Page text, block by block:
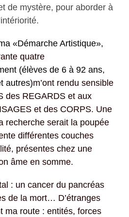
de mystère, pour aborder à
«Démarche Artistique»,
quatre
(élèves de 6 à 92 ans,
autres)m’ont rendu sensible
des REGARDS et aux
et des CORPS. Une
recherche serait la poupée
différentes couches
présentes chez une
âme en somme.
: un cancer du pancréas
de la mort… D’étranges
ma route : entités, forces